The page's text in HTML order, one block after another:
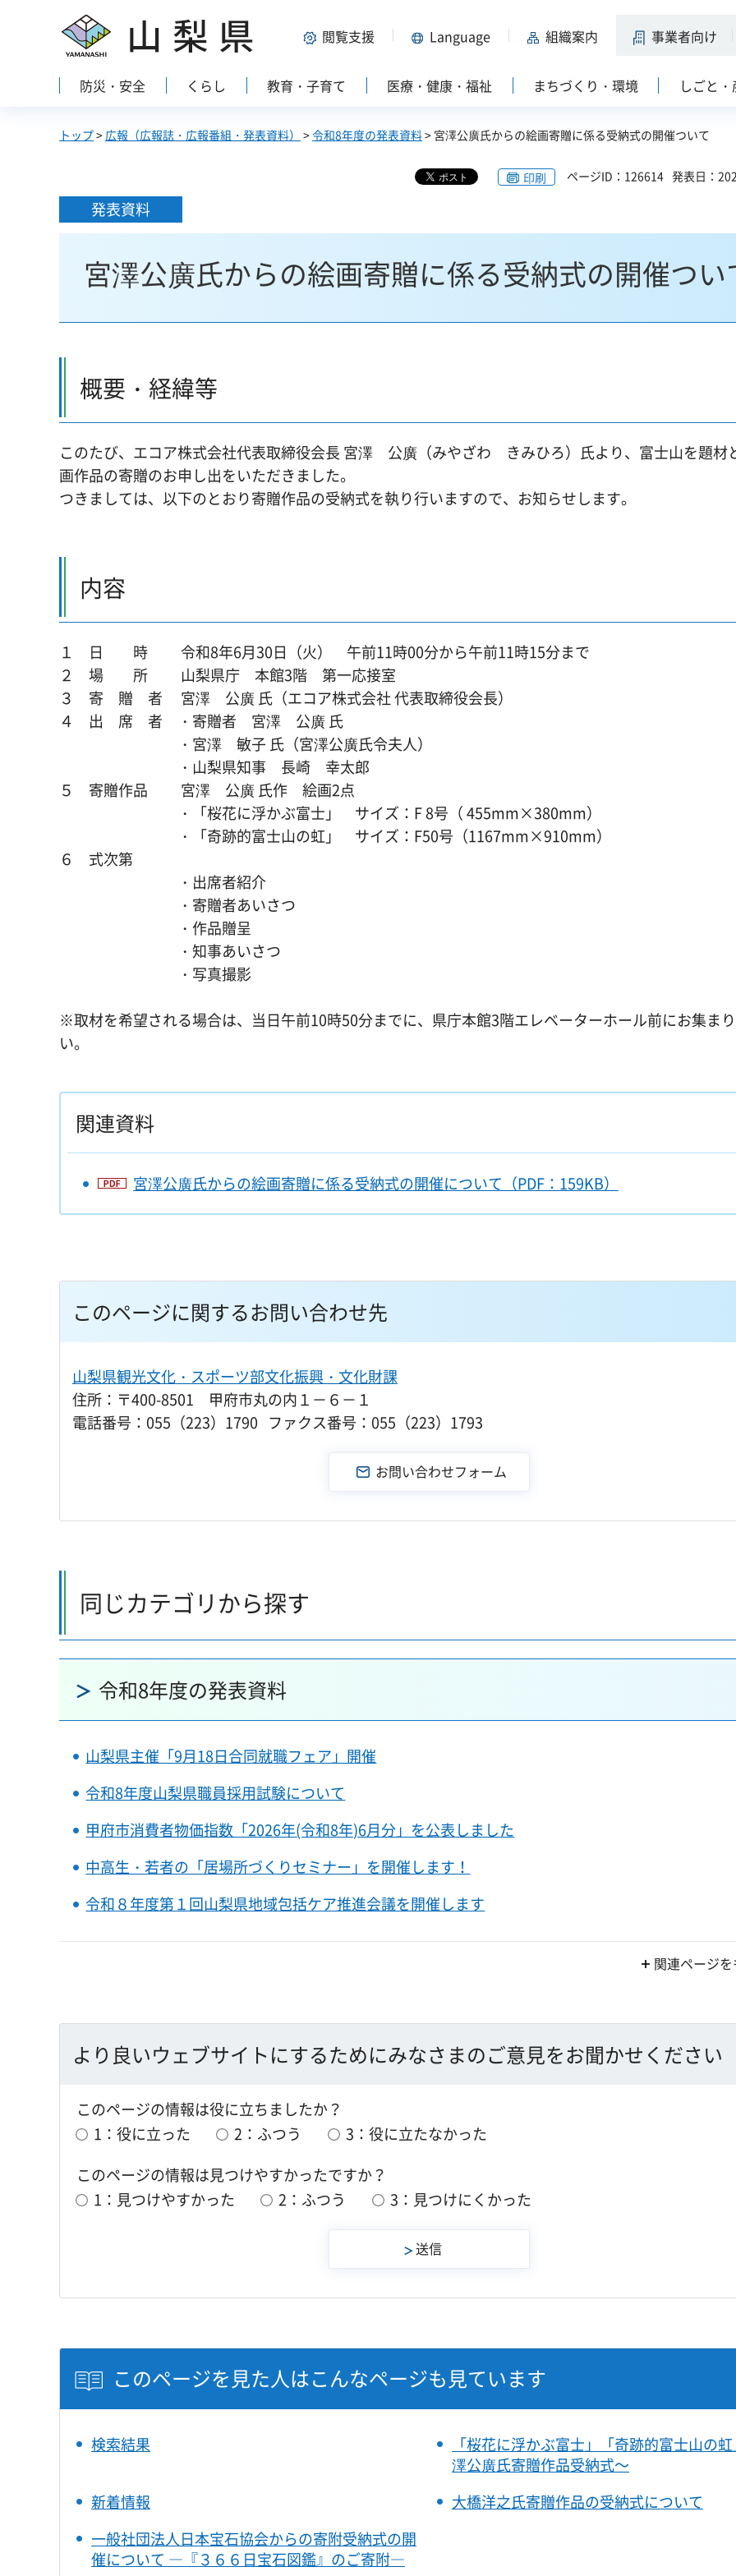
山梨県 閲覧支援 Language 組織案内 事業者向け
防災・安全 くらし 教育・子育て 医療・健康・福祉 まちづくり・環境 しごと
トップ> 広報（広報誌・広報番組・発表資料） >令和8年度の発表資料> 宮澤公廣氏からの絵画寄贈に係る受納式の開催ついて
印刷 ページID：126614 発表日：
発表資料
宮澤公廣氏からの絵画寄贈に係る受納式の開催つい
概要・経緯等
このたび、エコア株式会社代表取締役会長 宮澤 公廣（みやざわ きみひろ）氏より、富士山を題材
画作品の寄贈のお申し出をいただきました。
つきましては、以下のとおり寄贈作品の受納式を執り行いますので、お知らせします。
内容
１ 日 時 令和8年6月30日（火） 午前11時00分から午前11時15分まで
２ 場 所 山梨県庁 本館3階 第一応接室
３ 寄 贈 者 宮澤 公廣 氏（エコア株式会社 代表取締役会長）
４ 出 席 者 ・寄贈者 宮澤 公廣 氏
・宮澤 敏子 氏（宮澤公廣氏令夫人）
・山梨県知事 長崎 幸太郎
５ 寄贈作品 宮澤 公廣 氏作 絵画2点
・「桜花に浮かぶ富士」 サイズ：F 8号（ 455mm×380mm）
・「奇跡的富士山の虹」 サイズ：F50号（1167mm×910mm）
６ 式次第
・出席者紹介
・寄贈者あいさつ
・作品贈呈
・知事あいさつ
・写真撮影
※取材を希望される場合は、当日午前10時50分までに、県庁本館3階エレベーターホール前にお集ま
い。
関連資料
宮澤公廣氏からの絵画寄贈に係る受納式の開催について（PDF：159KB）
このページに関するお問い合わせ先
山梨県観光文化・スポーツ部文化振興・文化財課
住所：〒400-8501 甲府市丸の内１－６－１
電話番号：055（223）1790 ファクス番号：055（223）1793
同じカテゴリから探す
令和8年度の発表資料
山梨県主催「9月18日合同就職フェア」開催
令和8年度山梨県職員採用試験について
甲府市消費者物価指数「2026年(令和8年)6月分」を公表しました
中高生・若者の「居場所づくりセミナー」を開催します！
令和８年度第１回山梨県地域包括ケア推進会議を開催します
関連ページ
より良いウェブサイトにするためにみなさまのご意見をお聞かせください
このページの情報は役に立ちましたか？
1：役に立った
2：ふつう
3：役に立たなかった
このページの情報は見つけやすかったですか？
1：見つけやすかった
2：ふつう 3：見つけにくかった
このページを見た人はこんなページも見ています
検索結果
「桜花に浮かぶ富士」「奇跡的富士山の
澤公廣氏寄贈作品受納式～
新着情報
大橋洋之氏寄贈作品の受納式について
一般社団法人日本宝石協会からの寄附受納式の開
催について ―『３６６日宝石図鑑』のご寄附―